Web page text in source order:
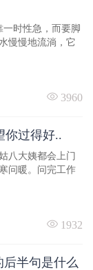
一时性急，而要脚
慢慢地流淌，它
3960
你过得好..
八大姨都会上门
问暖。问完工作
1932
后半句是什么